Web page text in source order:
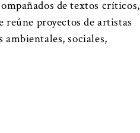
de textos críticos,
reúne proyectos de artistas
sociales,